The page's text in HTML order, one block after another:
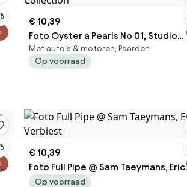
€ 10,39
Foto Oyster a Pearls No 01, Studio
Collection
Met auto's & motoren, Paarden
Op voorraad
€ 10,39
Foto Full Pipe @ Sam Taeymans, Eric
Verbiest
Op voorraad